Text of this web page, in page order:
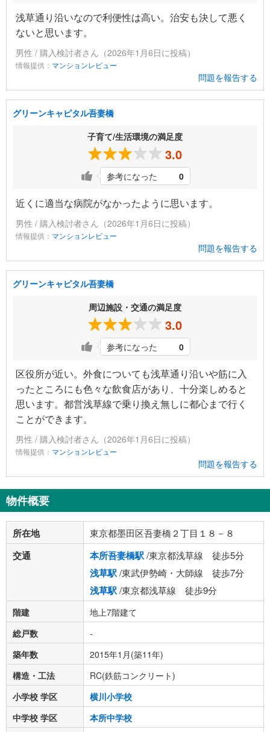
浅草通り沿いなので利便性は高い。治安も決して悪く
ないと思います。
男性 / 購入検討者さん（2026年1月6日に投稿）
情報提供： マンションレビュー
問題を報告する
グリーンキャピタル吾妻橋
子育て/生活環境の満足度
3.0
参考になった 0
近くに適当な病院がなかったように思います。
男性 / 購入検討者さん（2026年1月6日に投稿）
情報提供： マンションレビュー
問題を報告する
グリーンキャピタル吾妻橋
周辺施設・交通の満足度
3.0
参考になった 0
区役所が近い。外食についても浅草通り沿いや筋に入
ったところにも色々な飲食店があり、十分楽しめると
思います。都営浅草線で乗り換え無しに都心まで行く
ことができます。
男性 / 購入検討者さん（2026年1月6日に投稿）
情報提供： マンションレビュー
問題を報告する
物件概要
所在地 東京都墨田区吾妻橋２丁目１８－８
交通 本所吾妻橋駅/東京都浅草線 徒歩5分
浅草駅/東武伊勢崎・大師線 徒歩7分
浅草駅/東京都浅草線 徒歩9分
階建
地上7階建て
総戸数
-
築年数
2015年1月(築11年)
構造・工法
RC(鉄筋コンクリート)
小学校 学区
横川小学校
中学校 学区
本所中学校